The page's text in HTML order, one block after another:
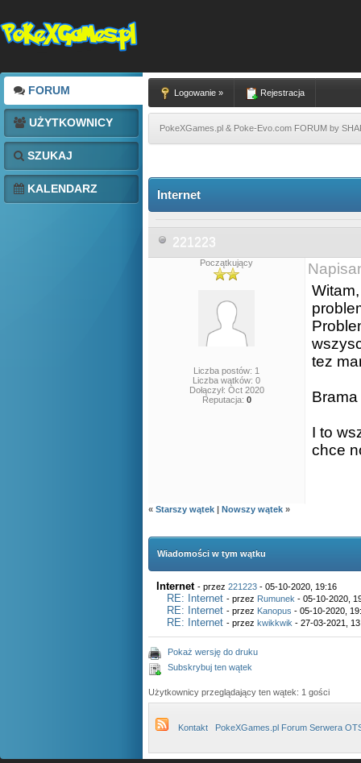
FORUM
UŻYTKOWNICY
SZUKAJ
KALENDARZ
Logowanie » Rejestracja
PokeXGames.pl & Poke-Evo.com FORUM by
Internet
221223
Początkujący
Liczba postów: 1
Liczba wątków: 0
Dołączył: Oct 2020
Reputacja: 0
tez
I to
chce
« Starszy wątek | Nowszy wątek »
Wiadomości w tym wątku
Internet - przez 221223 - 05-10-2020, 19:16
RE: Internet - przez Rumunek - 05-10-2020,
RE: Internet - przez Kanopus - 05-10-2020,
RE: Internet - przez kwikkwik - 27-03-2021,
Pokaż wersję do druku
Subskrybuj ten wątek
Użytkownicy przeglądający ten wątek: 1 gości
Kontakt PokeXGames.pl Forum Serwera